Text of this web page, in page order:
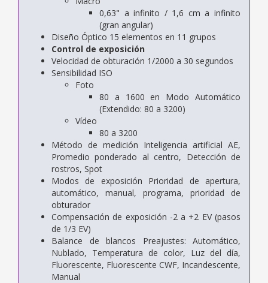
0,63" a infinito / 1,6 cm a infinito
(gran angular)
Diseño Óptico 15 elementos en 11 grupos
Control de exposición
Velocidad de obturación 1/2000 a 30 segundos
Sensibilidad ISO
Foto
80 a 1600 en Modo Automático
(Extendido: 80 a 3200)
Vídeo
80 a 3200
Método de medición Inteligencia artificial AE,
Promedio ponderado al centro, Detección de
rostros, Spot
Modos de exposición Prioridad de apertura,
automático, manual, programa, prioridad de
obturador
Compensación de exposición -2 a +2 EV (pasos
de 1/3 EV)
Balance de blancos Preajustes: Automático,
Nublado, Temperatura de color, Luz del día,
Fluorescente, Fluorescente CWF, Incandescente,
Manual